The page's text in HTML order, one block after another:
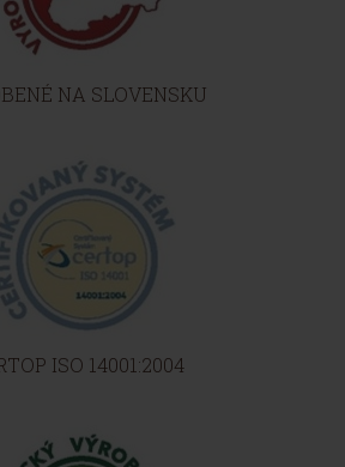
NA SLOVENSKU
ISO 14001:2004